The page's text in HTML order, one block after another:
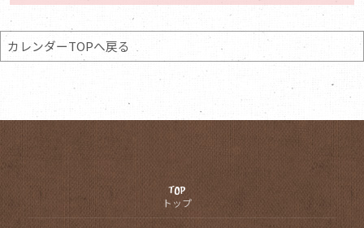
カレンダーTOPへ戻る
TOP
トップ